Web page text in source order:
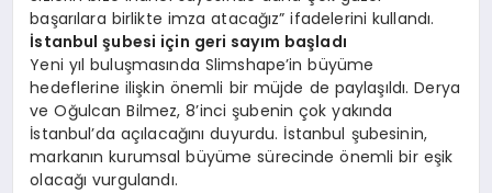
başarılara birlikte imza atacağız” ifadelerini kullandı.
İstanbul şubesi için geri sayım başladı
Yeni yıl buluşmasında Slimshape’in büyüme
hedeflerine ilişkin önemli bir müjde de paylaşıldı. Derya
ve Oğulcan Bilmez, 8’inci şubenin çok yakında
İstanbul’da açılacağını duyurdu. İstanbul şubesinin,
markanın kurumsal büyüme sürecinde önemli bir eşik
olacağı vurgulandı.